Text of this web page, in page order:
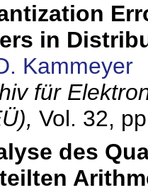
in
Kammeyer
für
Vol. 32,
des